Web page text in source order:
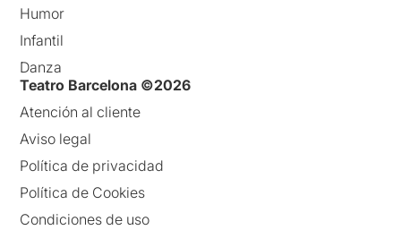
Humor
Infantil
Danza
Teatro Barcelona ©2026
Atención al cliente
Aviso legal
Política de privacidad
Política de Cookies
Condiciones de uso